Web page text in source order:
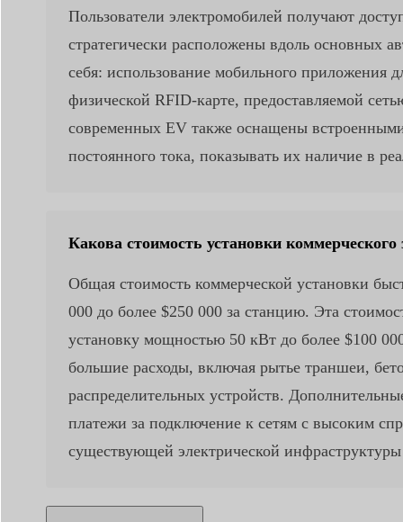
Пользователи электромобилей получают
стратегически расположены вдоль основных
себя: использование мобильного приложения
физической RFID-карте, предоставляемой
современных EV также оснащены
постоянного тока, показывать их наличие в
Какова стоимость установки коммерческого
Общая стоимость коммерческой установки
000 до более $250 000 за станцию. Эта
установку мощностью 50 кВт до более $100
большие расходы, включая рытье траншеи,
распределительных устройств.
платежи за подключение к сетям с высоким
существующей электрической инфраструктуры